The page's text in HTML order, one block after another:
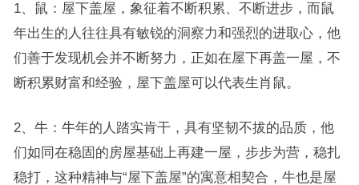
1、鼠：屋下盖屋，象征着不断积累、不断进步，而鼠
年出生的人往往具有敏锐的洞察力和强烈的进取心，他
们善于发现机会并不断努力，正如在屋下再盖一屋，不
断积累财富和经验，屋下盖屋可以代表生肖鼠。
2、牛：牛年的人踏实肯干，具有坚韧不拔的品质，他
们如同在稳固的房屋基础上再建一屋，步步为营，稳扎
稳打，这种精神与“屋下盖屋”的寓意相契合，牛也是屋